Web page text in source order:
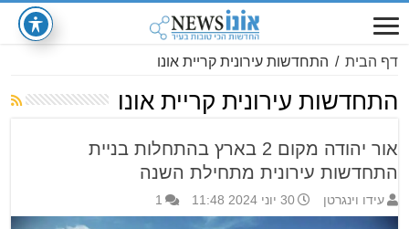
דף הבית / התחדשות עירונית קריית אונו
התחדשות עירונית קריית אונו
אור יהודה מקום 2 בארץ בהתחלות בניית
התחדשות עירונית מתחילת השנה
עידו וינגרטן 30 יוני 2024 11:48 1